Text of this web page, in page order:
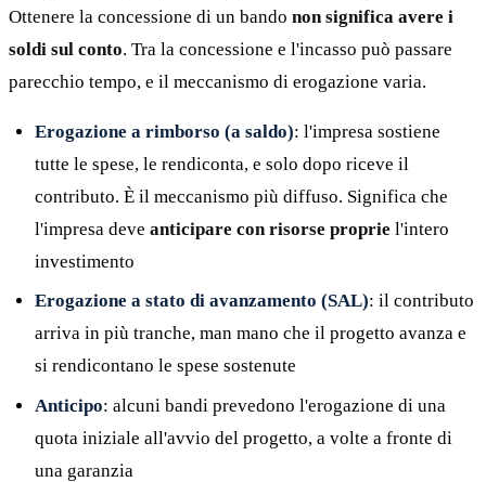
Ottenere la concessione di un bando non significa avere i
soldi sul conto. Tra la concessione e l'incasso può passare
parecchio tempo, e il meccanismo di erogazione varia.
Erogazione a rimborso (a saldo): l'impresa sostiene
tutte le spese, le rendiconta, e solo dopo riceve il
contributo. È il meccanismo più diffuso. Significa che
l'impresa deve anticipare con risorse proprie l'intero
investimento
Erogazione a stato di avanzamento (SAL): il contributo
arriva in più tranche, man mano che il progetto avanza e
si rendicontano le spese sostenute
Anticipo: alcuni bandi prevedono l'erogazione di una
quota iniziale all'avvio del progetto, a volte a fronte di
una garanzia